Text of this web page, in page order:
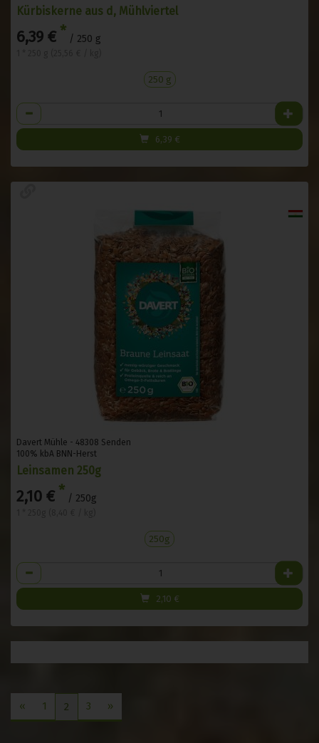
Kürbiskerne aus d, Mühlviertel
6,39 € * / 250 g
250 g
Anzahl
6,39 €
Davert Mühle - 48308 Senden
100% kbA BNN-Herst
Leinsamen 250g
2,10 € * / 250g
250g
Anzahl
2,10 €
« 1 2 3 »